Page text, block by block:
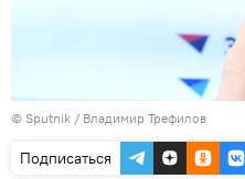
© Sputnik / Владимир Трефилов
Подписаться